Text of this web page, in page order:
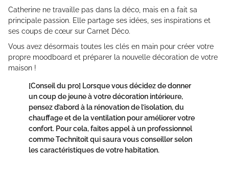
Catherine ne travaille pas dans la déco, mais en a fait sa
principale passion. Elle partage ses idées, ses inspirations et
ses coups de cœur sur Carnet Déco.
Vous avez désormais toutes les clés en main pour créer votre
propre moodboard et préparer la nouvelle décoration de votre
maison !
[Conseil du pro] Lorsque vous décidez de donner
un coup de jeune à votre décoration intérieure,
pensez d’abord à la rénovation de l’isolation, du
chauffage et de la ventilation pour améliorer votre
confort. Pour cela, faites appel à un professionnel
comme Technitoit qui saura vous conseiller selon
les caractéristiques de votre habitation.